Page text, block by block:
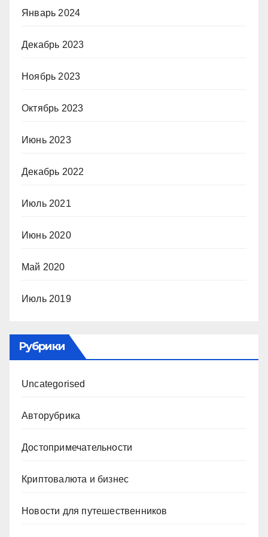
Январь 2024
Декабрь 2023
Ноябрь 2023
Октябрь 2023
Июнь 2023
Декабрь 2022
Июль 2021
Июнь 2020
Май 2020
Июль 2019
Рубрики
Uncategorised
Авторубрика
Достопримечательности
Криптовалюта и бизнес
Новости для путешественников